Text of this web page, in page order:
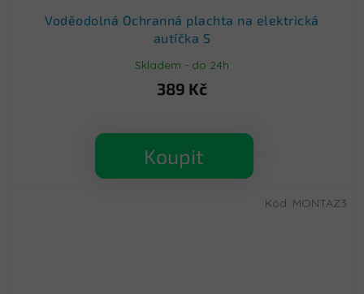
Voděodolná Ochranná plachta na elektrická
autíčka S
Skladem - do 24h
389 Kč
Koupit
Kód: MONTAZ3